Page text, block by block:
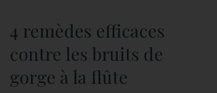
4 remèdes efficaces
contre les bruits de
gorge à la flûte